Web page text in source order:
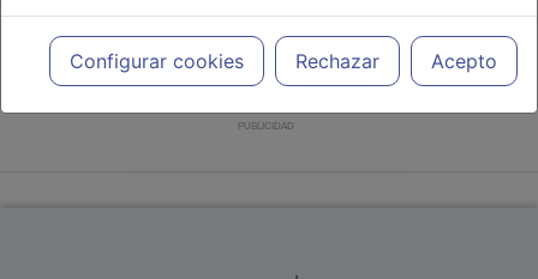
meramente informativo, siendo responsabilidad de los
profesionales facultados prescribir medicamentos y decidir, en
cada caso concreto, el tratamiento más adecuado a las
necesidades del paciente.
Configurar cookies Rechazar Acepto
PUBLICIDAD